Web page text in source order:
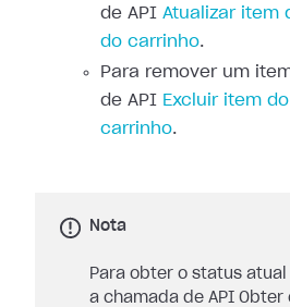
de API Atualizar item
do carrinho.
Para remover um
de API Excluir item
carrinho.
Nota
Para obter o status
a chamada de API Obter